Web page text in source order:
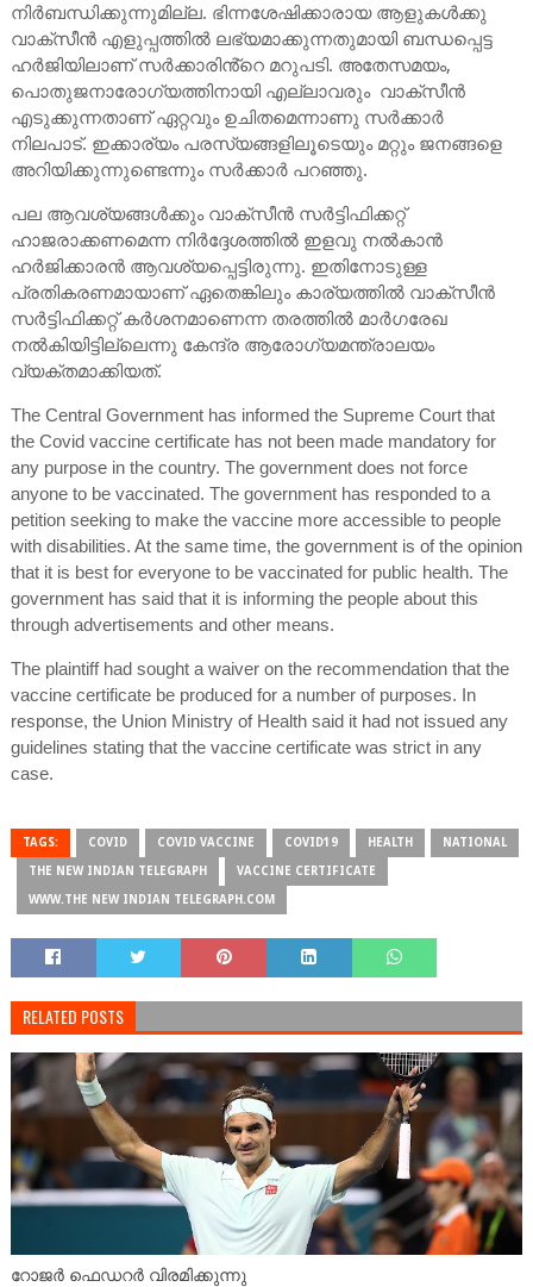
നിർബന്ധിക്കുന്നുമില്ല. ഭിന്നശേഷിക്കാരായ ആളുകൾക്കു
വാക്സീൻ എളുപ്പത്തിൽ ലഭ്യമാക്കുന്നതുമായി ബന്ധപ്പെട്ട
ഹർജിയിലാണ് സർക്കാരിൻ്റെ മറുപടി. അതേസമയം,
പൊതുജനാരോഗ്യത്തിനായി എല്ലാവരും വാക്സീൻ
എടുക്കുന്നതാണ് ഏറ്റവും ഉചിതമെന്നാണു സർക്കാർ
നിലപാട്. ഇക്കാര്യം പരസ്യങ്ങളിലൂടെയും മറ്റും ജനങ്ങളെ
അറിയിക്കുന്നുണ്ടെന്നും സർക്കാർ പറഞ്ഞു.
പല ആവശ്യങ്ങൾക്കും വാക്സീൻ സർട്ടിഫിക്കറ്റ്
ഹാജരാക്കണമെന്ന നിർദ്ദേശത്തിൽ ഇളവു നൽകാൻ
ഹർജിക്കാരൻ ആവശ്യപ്പെട്ടിരുന്നു. ഇതിനോടുള്ള
പ്രതികരണമായാണ് ഏതെങ്കിലും കാര്യത്തിൽ വാക്സീൻ
സർട്ടിഫിക്കറ്റ് കർശനമാണെന്ന തരത്തിൽ മാർഗരേഖ
നൽകിയിട്ടില്ലെന്നു കേന്ദ്ര ആരോഗ്യമന്ത്രാലയം
വ്യക്തമാക്കിയത്.
The Central Government has informed the Supreme Court that
the Covid vaccine certificate has not been made mandatory for
any purpose in the country. The government does not force
anyone to be vaccinated. The government has responded to a
petition seeking to make the vaccine more accessible to people
with disabilities. At the same time, the government is of the opinion
that it is best for everyone to be vaccinated for public health. The
government has said that it is informing the people about this
through advertisements and other means.
The plaintiff had sought a waiver on the recommendation that the
vaccine certificate be produced for a number of purposes. In
response, the Union Ministry of Health said it had not issued any
guidelines stating that the vaccine certificate was strict in any
case.
TAGS: COVID COVID VACCINE COVID19 HEALTH NATIONAL
THE NEW INDIAN TELEGRAPH VACCINE CERTIFICATE
WWW.THE NEW INDIAN TELEGRAPH.COM
RELATED POSTS
റോജർ ഫെഡറർ വിരമിക്കുന്നു